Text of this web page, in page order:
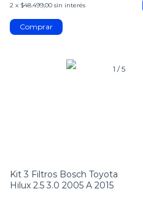
2 x $48.499,00 sin interés
1 /5
Kit 3 Filtros Bosch Toyota
Hilux 2.5 3.0 2005 A 2015